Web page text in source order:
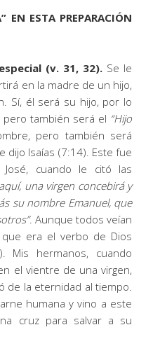
EN ESTA PREPARACIÓN
(v. 31, 32). Se le
en la madre de un hijo,
Sí, él será su hijo, por lo
también será el “Hijo
pero también será
dijo Isaías (7:14). Este fue
cuando le citó las
una virgen concebirá y
su nombre Emanuel, que
”. Aunque todos veían
era el verbo de Dios
Mis hermanos, cuando
el vientre de una virgen,
de la eternidad al tiempo.
humana y vino a este
cruz para salvar a su